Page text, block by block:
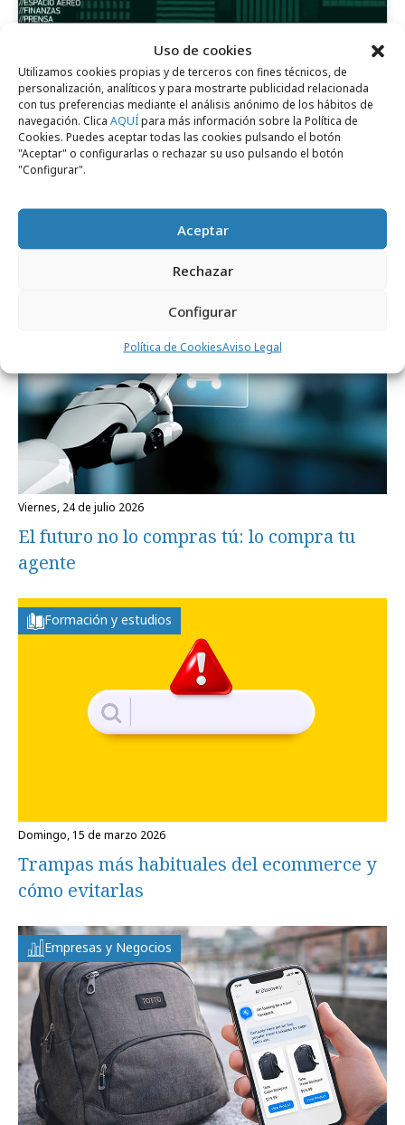
Uso de cookies
Utilizamos cookies propias y de terceros con fines técnicos, de
personalización, analíticos y para mostrarte publicidad relacionada
con tus preferencias mediante el análisis anónimo de los hábitos de
navegación. Clica AQUÍpara más información sobre la Política de
Cookies. Puedes aceptar todas las cookies pulsando el botón
"Aceptar" o configurarlas o rechazar su uso pulsando el botón
"Configurar".
Aceptar
Rechazar
Configurar
Política de CookiesAviso Legal
Comparte
Noticias Relacionadas
viernes, 24 de julio 2026
El futuro no lo compras tú: lo compra tu
agente
Formación y estudios
domingo, 15 de marzo 2026
Trampas más habituales del ecommerce y
cómo evitarlas
Empresas y Negocios